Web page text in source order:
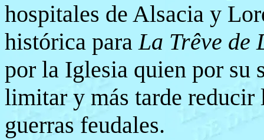
hospitales de Alsacia y
histórica paraLa Trêve de
por la Iglesia quien por su
limitar y más tarde reducir
guerras feudales.